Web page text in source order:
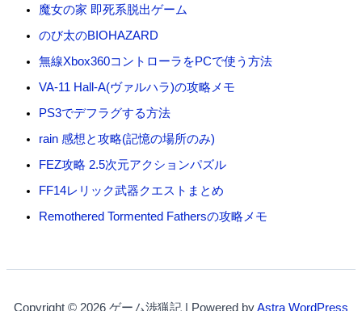
魔女の家 即死系脱出ゲーム
のび太のBIOHAZARD
無線Xbox360コントローラをPCで使う方法
VA-11 Hall-A(ヴァルハラ)の攻略メモ
PS3でデフラグする方法
rain 感想と攻略(記憶の場所のみ)
FEZ攻略 2.5次元アクションパズル
FF14レリック武器クエストまとめ
Remothered Tormented Fathersの攻略メモ
Copyright © 2026 ゲーム渉猟記 | Powered byAstra WordPress